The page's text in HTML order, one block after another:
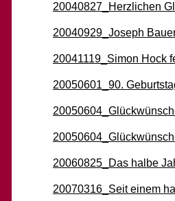
20040827_Herzlichen
20040929_Joseph
20041119_Simon Hock
20050601_90.
20060825_Das halbe
20070316_Seit einem